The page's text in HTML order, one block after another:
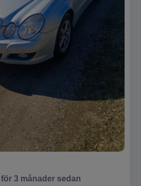
för 3 månader sedan